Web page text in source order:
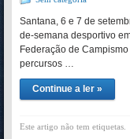
Santana, 6 e 7 de
de-semana desportivo
Federação de
percursos …
Continue a ler »
Este artigo não tem etiquetas.